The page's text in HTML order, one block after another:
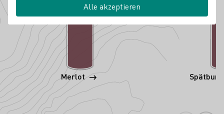
Merlot
Alle akzeptieren